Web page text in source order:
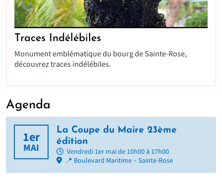
Traces Indélébiles
Monument emblématique du bourg de Sainte-Rose,
découvrez traces indélébiles.
Agenda
1er
MAI
La Coupe du Maire 23ème
édition
Vendredi 1er mai de 10h00 à 17h00
📍 Boulevard Maritime – Sainte-Rose